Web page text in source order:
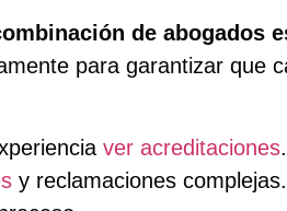
de abogados
para garantizar que
ver acreditaciones.
y reclamaciones complejas.